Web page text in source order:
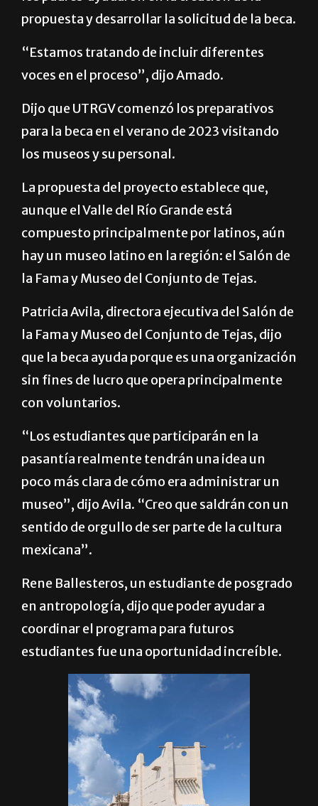
propuesta y desarrollar la solicitud de la beca.
“Estamos tratando de incluir diferentes
voces en el proceso”, dijo Amado.
Dijo que UTRGV comenzó los preparativos
para la beca en el verano de 2023 visitando
los museos y su personal.
La propuesta del proyecto establece que,
aunque el Valle del Río Grande está
compuesto principalmente por latinos, aún
hay un museo latino en la región: el Salón de
la Fama y Museo del Conjunto de Tejas.
Patricia Avila, directora ejecutiva del Salón de
la Fama y Museo del Conjunto de Tejas, dijo
que la beca ayuda porque es una organización
sin fines de lucro que opera principalmente
con voluntarios.
“Los estudiantes que participarán en la
pasantía realmente tendrán una idea un
poco más clara de cómo era administrar un
museo”, dijo Avila. “Creo que saldrán con un
sentido de orgullo de ser parte de la cultura
mexicana”.
Rene Ballesteros, un estudiante de posgrado
en antropología, dijo que poder ayudar a
coordinar el programa para futuros
estudiantes fue una oportunidad increíble.